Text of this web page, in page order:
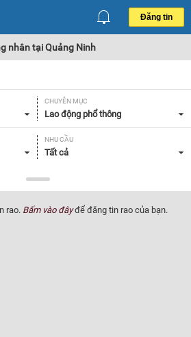
Đăng tin
nhân tại Quảng Ninh
CHUYÊN MỤC
Lao động phổ thông
NHU CẦU
Tất cả
rao. Bấm vào đâyđể đăng tin rao của bạn.